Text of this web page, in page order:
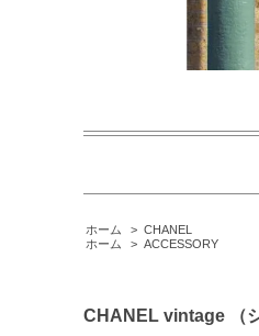
ホーム > CHANEL
ホーム
> ACCESSORY
CHANEL vintage （